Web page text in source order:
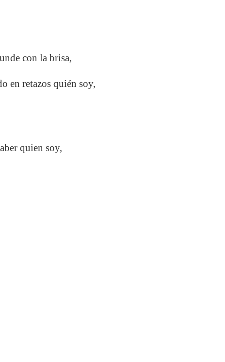
con la brisa,
en retazos quién soy,
quien soy,